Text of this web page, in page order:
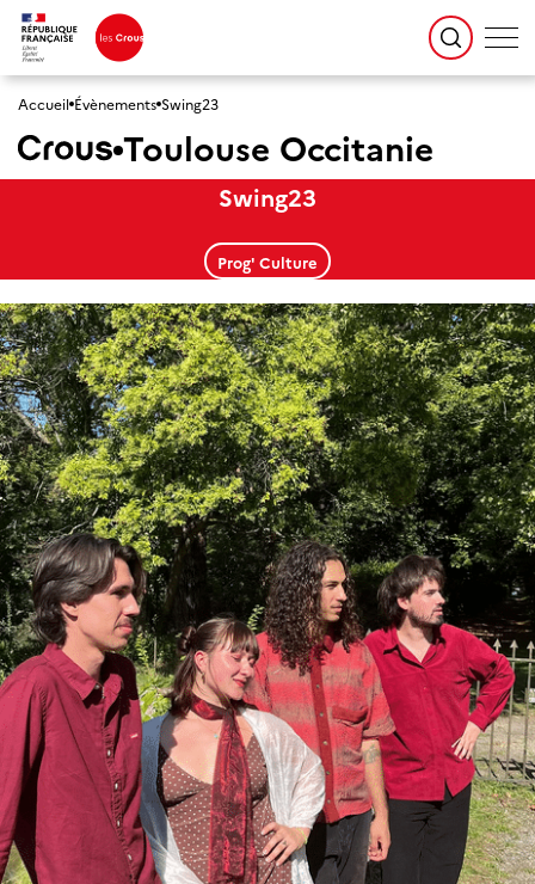
Accueil Évènements Swing23
Toulouse Occitanie
Swing23
Prog' Culture